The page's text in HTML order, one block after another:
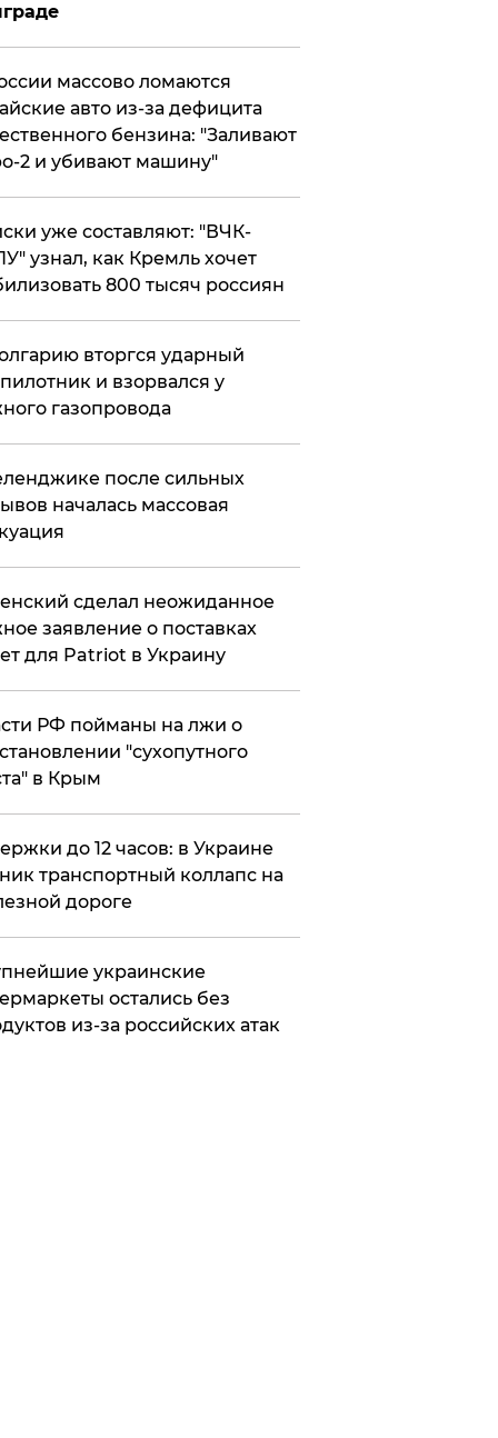
массово ломаются
авто из-за дефицита
бензина: "Заливают
2 и убивают машину"
уже составляют: "ВЧК-
узнал, как Кремль хочет
800 тысяч россиян
вторгся ударный
и взорвался у
газопровода
после сильных
началась массовая
сделал неожиданное
заявление о поставках
для Patriot в Украину
РФ пойманы на лжи о
"сухопутного
в Крым
до 12 часов: в Украине
транспортный коллапс на
дороге
украинские
остались без
из-за российских атак